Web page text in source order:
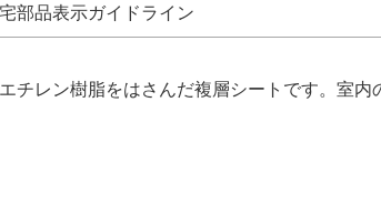
品表示ガイドライン
レン樹脂をはさんだ複層シートです。室